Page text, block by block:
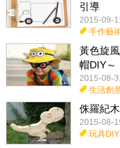
引導
2015-09-
手作藝
黃色旋
帽DIY～
2015-08-
生活創
侏羅紀
2015-08-
玩具DIY